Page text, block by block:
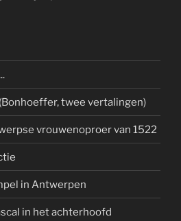
twee vertalingen)
vrouwenoproer van 1522
in Antwerpen
in het achterhoofd